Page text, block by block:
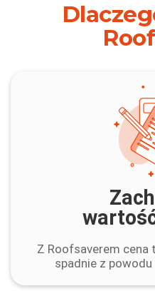
Z Roofsaverem
spadnie z powodu